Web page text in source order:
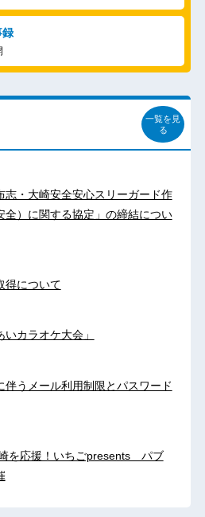
録
一覧を見
る
志・大崎安全安心スリーガード作
全）に関する協定」の締結につい
得について
カラオケ大会」
伴うメール利用制限とパスワード
を応援！いちごpresents パブ